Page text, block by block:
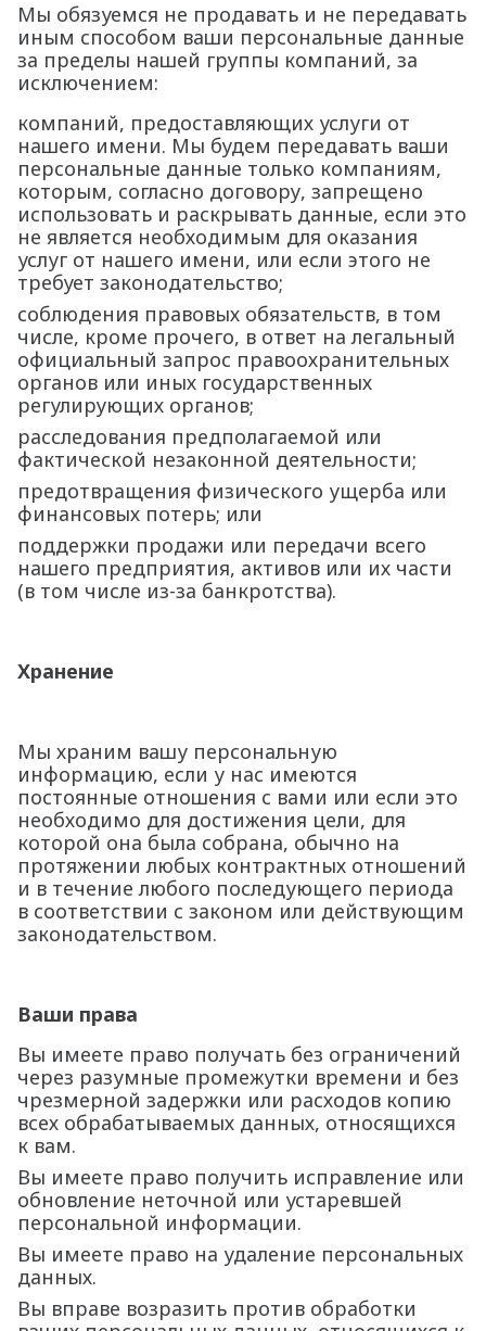
Мы обязуемся не продавать и не передавать
иным способом ваши персональные данные
за пределы нашей группы компаний, за
исключением:
компаний, предоставляющих услуги от
нашего имени. Мы будем передавать ваши
персональные данные только компаниям,
которым, согласно договору, запрещено
использовать и раскрывать данные, если это
не является необходимым для оказания
услуг от нашего имени, или если этого не
требует законодательство;
соблюдения правовых обязательств, в том
числе, кроме прочего, в ответ на легальный
официальный запрос правоохранительных
органов или иных государственных
регулирующих органов;
расследования предполагаемой или
фактической незаконной деятельности;
предотвращения физического ущерба или
финансовых потерь; или
поддержки продажи или передачи всего
нашего предприятия, активов или их части
(в том числе из-за банкротства).
Хранение
Мы храним вашу персональную
информацию, если у нас имеются
постоянные отношения с вами или если это
необходимо для достижения цели, для
которой она была собрана, обычно на
протяжении любых контрактных отношений
и в течение любого последующего периода
в соответствии с законом или действующим
законодательством.
Ваши права
Вы имеете право получать без ограничений
через разумные промежутки времени и без
чрезмерной задержки или расходов копию
всех обрабатываемых данных, относящихся
к вам.
Вы имеете право получить исправление или
обновление неточной или устаревшей
персональной информации.
Вы имеете право на удаление персональных
данных.
Вы вправе возразить против обработки